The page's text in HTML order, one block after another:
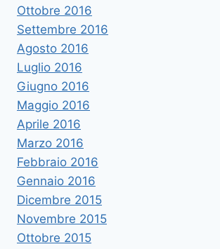
Ottobre 2016
Settembre 2016
Agosto 2016
Luglio 2016
Giugno 2016
Maggio 2016
Aprile 2016
Marzo 2016
Febbraio 2016
Gennaio 2016
Dicembre 2015
Novembre 2015
Ottobre 2015